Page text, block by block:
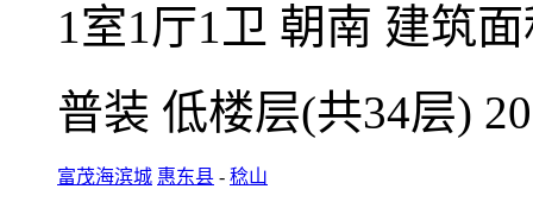
1室1厅1卫 朝南 建筑
普装 低楼层(共34层)